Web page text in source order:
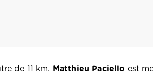
de 11 km. Matthieu Paciello est